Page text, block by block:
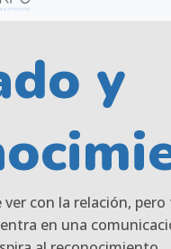
y
con la relación,
en una